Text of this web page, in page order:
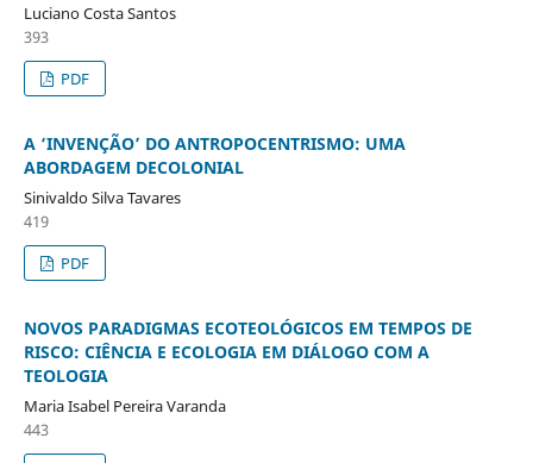
Luciano Costa Santos
393
PDF
A ‘INVENÇÃO’ DO ANTROPOCENTRISMO: UMA
ABORDAGEM DECOLONIAL
Sinivaldo Silva Tavares
419
PDF
NOVOS PARADIGMAS ECOTEOLÓGICOS EM TEMPOS DE
RISCO: CIÊNCIA E ECOLOGIA EM DIÁLOGO COM A
TEOLOGIA
Maria Isabel Pereira Varanda
443